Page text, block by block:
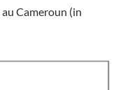
Cameroun (in